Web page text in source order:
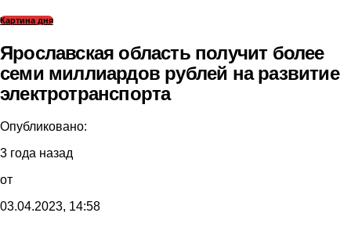
Картина дня
Ярославская область получит более
семи миллиардов рублей на развитие
электротранспорта
Опубликовано:
3 года назад
от
03.04.2023, 14:58